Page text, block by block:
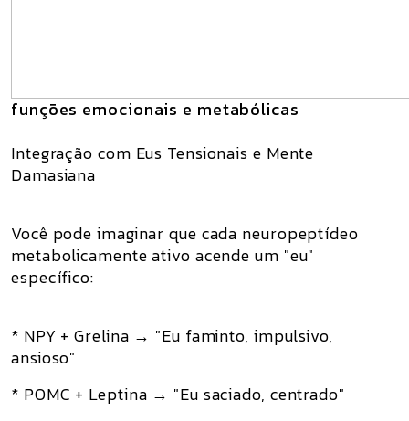
funções emocionais e metabólicas
Integração com Eus Tensionais e Mente
Damasiana
Você pode imaginar que cada neuropeptídeo
metabolicamente ativo acende um "eu"
específico:
* NPY + Grelina → "Eu faminto, impulsivo,
ansioso"
* POMC + Leptina → "Eu saciado, centrado"